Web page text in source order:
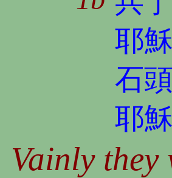
耶
石
耶
Vainly they